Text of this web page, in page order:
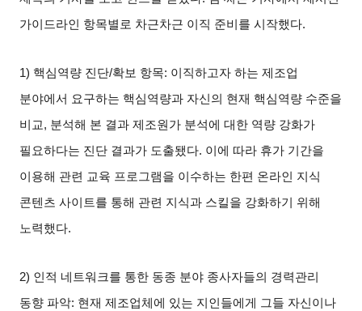
가이드라인 항목별로 차근차근 이직 준비를 시작했다.
1) 핵심역량 진단/확보 항목: 이직하고자 하는 제조업
분야에서 요구하는 핵심역량과 자신의 현재 핵심역량 수준을
비교, 분석해 본 결과 제조원가 분석에 대한 역량 강화가
필요하다는 진단 결과가 도출됐다. 이에 따라 휴가 기간을
이용해 관련 교육 프로그램을 이수하는 한편 온라인 지식
콘텐츠 사이트를 통해 관련 지식과 스킬을 강화하기 위해
노력했다.
2) 인적 네트워크를 통한 동종 분야 종사자들의 경력관리
동향 파악: 현재 제조업체에 있는 지인들에게 그들 자신이나